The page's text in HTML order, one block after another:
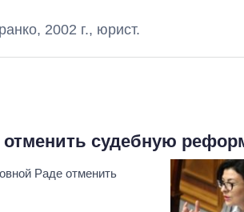
2002 г., юрист.
судебную
Раде отменить